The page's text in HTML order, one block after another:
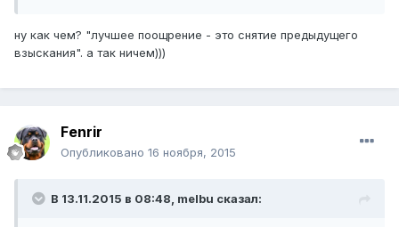
ну как чем? "лучшее поощрение - это снятие предыдущего
взыскания". а так ничем)))
Fenrir
Опубликовано 16 ноября, 2015
В 13.11.2015 в 08:48, melbu сказал: